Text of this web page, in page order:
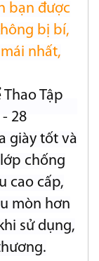
bạn được
bị bí,
nhất,
giày tốt và
chống
cao cấp,
mòn hơn
sử dụng,